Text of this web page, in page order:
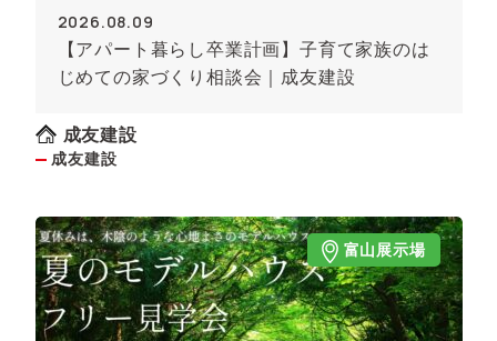
2026.08.09
【アパート暮らし卒業計画】子育て家族のは
じめての家づくり相談会｜成友建設
成友建設
成友建設
富山展示場